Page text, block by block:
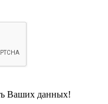
Ваших данных!